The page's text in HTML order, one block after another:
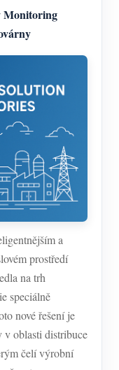
a simulace
a
prostředí
na trh
speciálně
nové řešení je
v oblasti distribuce
čelí výrobní